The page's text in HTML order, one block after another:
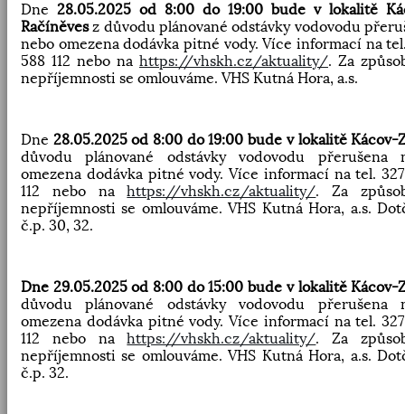
Dne 28.05.2025 od 8:00 do 19:00 bude v lokalitě
Račíněvesz důvodu plánované odstávky vodovodu
nebo omezena dodávka pitné vody. Více informací na
588 112 nebo na https://vhskh.cz/aktuality/. Za
nepříjemnosti se omlouváme. VHS Kutná Hora, a.s.
Dne 28.05.2025 od 8:00 do 19:00 bude v lokalitě Kácov-
důvodu plánované odstávky vodovodu přerušena
omezena dodávka pitné vody. Více informací na tel.
112 nebo nahttps://vhskh.cz/aktuality/. Za
nepříjemnosti se omlouváme. VHS Kutná Hora, a.s.
č.p. 30, 32.
Dne 29.05.2025 od 8:00 do 15:00 bude v lokalitě Kácov-
důvodu plánované odstávky vodovodu přerušena
omezena dodávka pitné vody. Více informací na tel.
112 nebo nahttps://vhskh.cz/aktuality/. Za
nepříjemnosti se omlouváme. VHS Kutná Hora, a.s.
č.p. 32.